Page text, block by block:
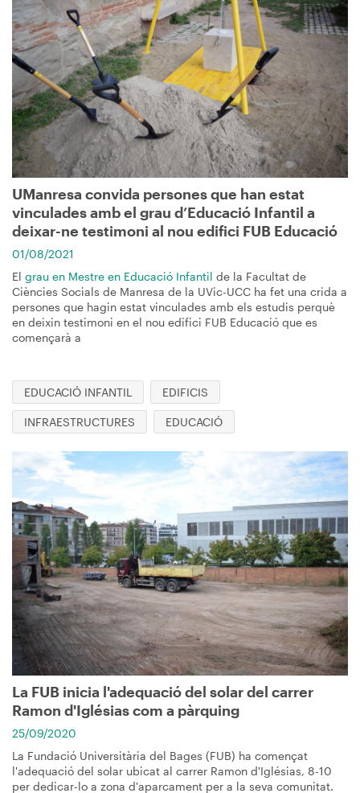
UManresa convida persones que han estat
vinculades amb el grau d’Educació Infantil a
deixar-ne testimoni al nou edifici FUB Educació
01/08/2021
El grau en Mestre en Educació Infantil de la Facultat de
Ciències Socials de Manresa de la UVic-UCC ha fet una crida a
persones que hagin estat vinculades amb els estudis perquè
en deixin testimoni en el nou edifici FUB Educació que es
començarà a
EDUCACIÓ INFANTIL EDIFICIS
INFRAESTRUCTURES EDUCACIÓ
Imagen
La FUB inicia l'adequació del solar del carrer
Ramon d'Iglésias com a pàrquing
25/09/2020
La Fundació Universitària del Bages (FUB) ha començat
l'adequació del solar ubicat al carrer Ramon d'Iglésias, 8-10
per dedicar-lo a zona d'aparcament per a la seva comunitat.